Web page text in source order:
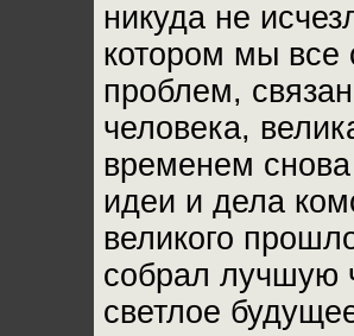
никуда не
котором мы все
проблем,
человека,
временем
идеи и дела
великого
собрал лучшую
светлое